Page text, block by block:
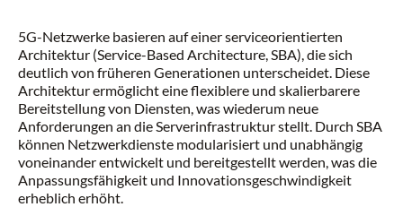
5G-Netzwerke basieren auf einer serviceorientierten
Architektur (Service-Based Architecture, SBA), die sich
deutlich von früheren Generationen unterscheidet. Diese
Architektur ermöglicht eine flexiblere und skalierbarere
Bereitstellung von Diensten, was wiederum neue
Anforderungen an die Serverinfrastruktur stellt. Durch SBA
können Netzwerkdienste modularisiert und unabhängig
voneinander entwickelt und bereitgestellt werden, was die
Anpassungsfähigkeit und Innovationsgeschwindigkeit
erheblich erhöht.